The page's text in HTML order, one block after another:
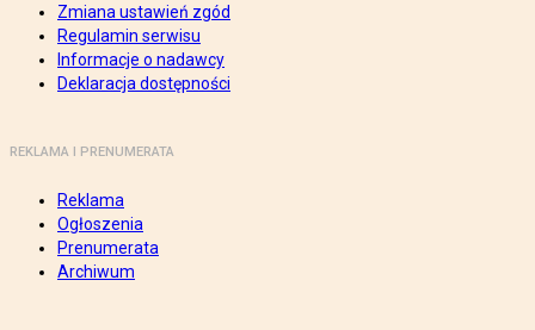
Zmiana ustawień zgód
Regulamin serwisu
Informacje o nadawcy
Deklaracja dostępności
REKLAMA I PRENUMERATA
Reklama
Ogłoszenia
Prenumerata
Archiwum